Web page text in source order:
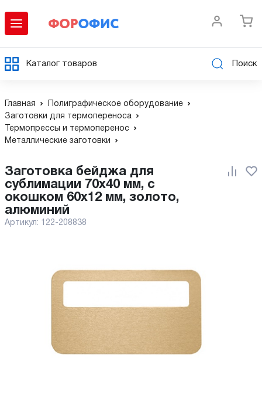
Каталог товаров Поиск
Главная
Полиграфическое оборудование
Заготовки для термопереноса
Термопрессы и термоперенос
Металлические заготовки
Заготовка бейджа для
сублимации 70х40 мм, с
окошком 60х12 мм, золото,
алюминий
Артикул: 122-208838